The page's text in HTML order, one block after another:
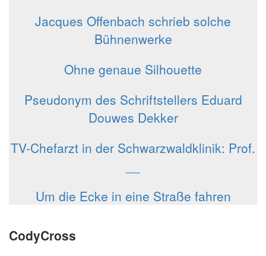
Jacques Offenbach schrieb solche
Bühnenwerke
Ohne genaue Silhouette
Pseudonym des Schriftstellers Eduard
Douwes Dekker
TV-Chefarzt in der Schwarzwaldklinik: Prof.
Um die Ecke in eine Straße fahren
CodyCross